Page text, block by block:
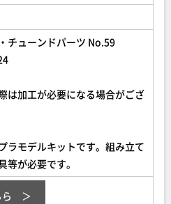
チューンドパーツ No.59
は加工が必要になる場合がござ
ラモデルキットです。組み立て
等が必要です。